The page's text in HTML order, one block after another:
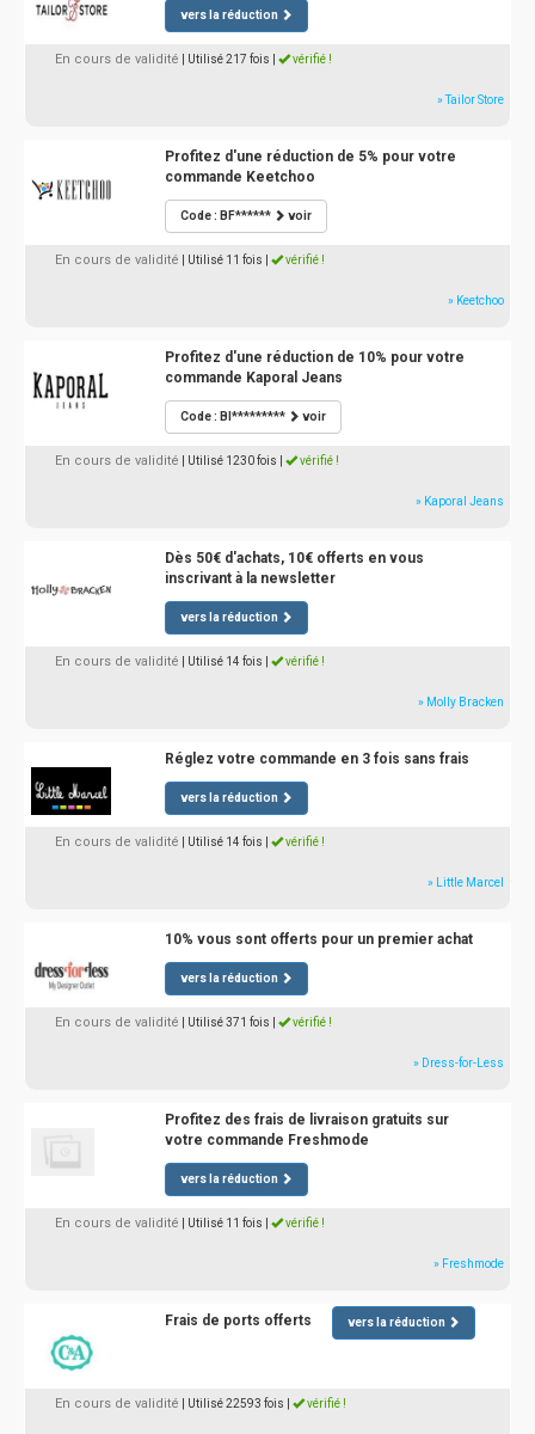
vers la réduction
En cours de validité | Utilisé 217 fois vérifié !
» Tailor Store
Profitez d'une réduction de 5% pour votre
commande Keetchoo
Code : BF****** voir
En cours de validité | Utilisé 11 fois vérifié !
» Keetchoo
Profitez d'une réduction de 10% pour votre
commande Kaporal Jeans
Code : BI********* voir
En cours de validité | Utilisé 1230 fois vérifié !
» Kaporal Jeans
Dès 50€ d'achats, 10€ offerts en vous
inscrivant à la newsletter
vers la réduction
En cours de validité | Utilisé 14 fois vérifié !
» Molly Bracken
Réglez votre commande en 3 fois sans frais
vers la réduction
En cours de validité | Utilisé 14 fois vérifié !
» Little Marcel
10% vous sont offerts pour un premier achat
vers la réduction
En cours de validité | Utilisé 371 fois vérifié !
» Dress-for-Less
Profitez des frais de livraison gratuits sur
votre commande Freshmode
vers la réduction
En cours de validité | Utilisé 11 fois vérifié !
» Freshmode
Frais de ports offerts vers la réduction
En cours de validité | Utilisé 22593 fois vérifié !